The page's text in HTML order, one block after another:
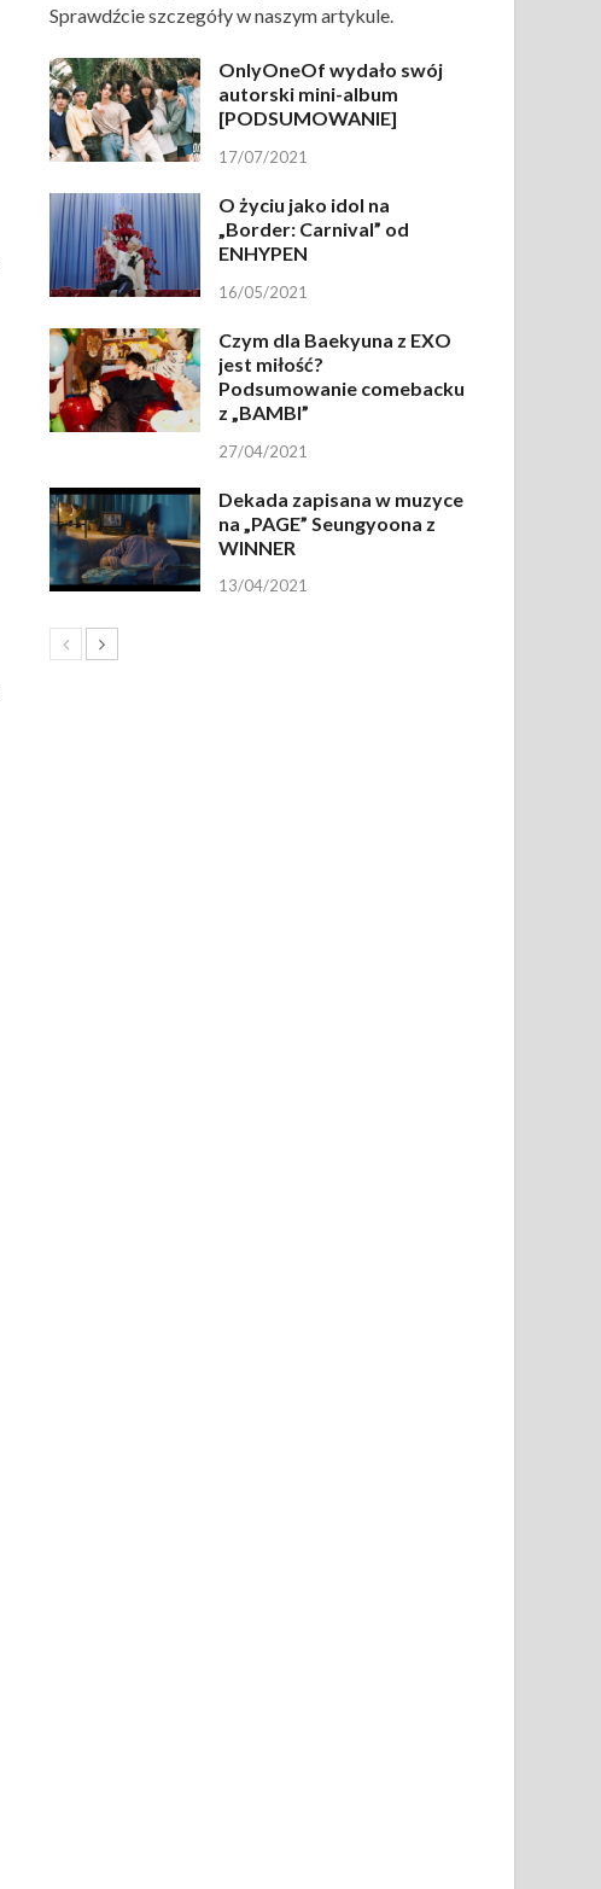
Sprawdźcie szczegóły w naszym artykule.
OnlyOneOf wydało swój
autorski mini-album
[PODSUMOWANIE]
17/07/2021
O życiu jako idol na
„Border: Carnival” od
ENHYPEN
16/05/2021
Czym dla Baekyuna z EXO
jest miłość?
Podsumowanie comebacku
z „BAMBI”
27/04/2021
Dekada zapisana w muzyce
na „PAGE” Seungyoona z
WINNER
13/04/2021